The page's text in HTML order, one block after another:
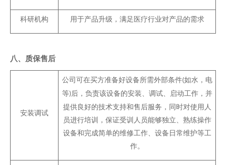
科研机构 用于产品升级，满足医疗行业对产品的需求
八、质保售后
安装调试
公司可在买方准备好设备所需外部条件(如水，电
等)后，负责该设备的安装、调试、启动工作，并
提供良好的技术支持和售后服务，同时对使用人
员进行培训，保证受训人员能够独立、熟练操作
设备和完成简单的维修工作、设备日常维护等工
作。